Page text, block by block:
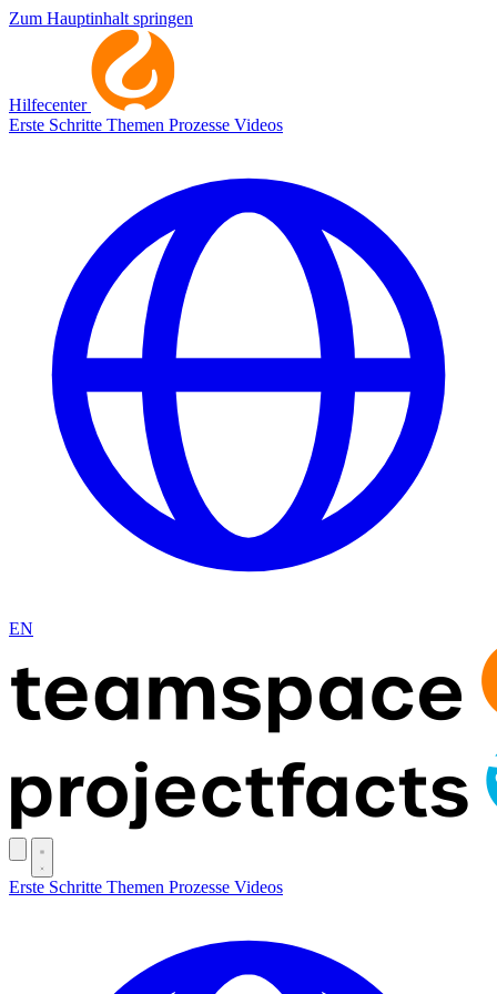
Zum Hauptinhalt springen
Hilfecenter
Erste Schritte Themen Prozesse Videos
EN
Erste Schritte Themen Prozesse Videos